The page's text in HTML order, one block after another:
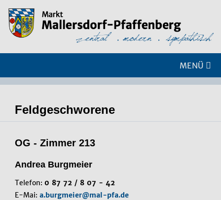
MENÜ
Feldgeschworene
OG - Zimmer 213
Andrea Burgmeier
Telefon: 0 87 72 / 8 07 - 42
E-Mai: a.burgmeier@mal-pfa.de